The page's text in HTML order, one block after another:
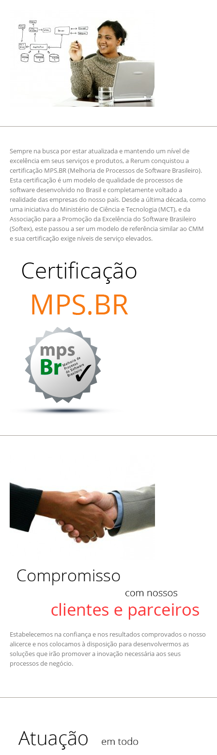
Sempre na busca por estar atualizada e mantendo um nível de
excelência em seus serviços e produtos, a Rerum conquistou a
certificação MPS.BR (Melhoria de Processos de Software Brasileiro).
Esta certificação é um modelo de qualidade de processos de
software desenvolvido no Brasil e completamente voltado a
realidade das empresas do nosso país. Desde a última década, como
uma iniciativa do Ministério de Ciência e Tecnologia (MCT), e da
Associação para a Promoção da Excelência do Software Brasileiro
(Softex), este passou a ser um modelo de referência similar ao CMM
e sua certificação exige níveis de serviço elevados.
Estabelecemos na confiança e nos resultados comprovados o nosso
alicerce e nos colocamos à disposição para desenvolvermos as
soluções que irão promover a inovação necessária aos seus
processos de negócio.